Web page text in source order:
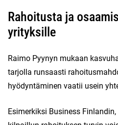
Rahoitusta ja
yrityksille
Raimo Pyynyn mukaan
tarjolla runsaasti
hyödyntäminen vaatii usein
Esimerkiksi Business